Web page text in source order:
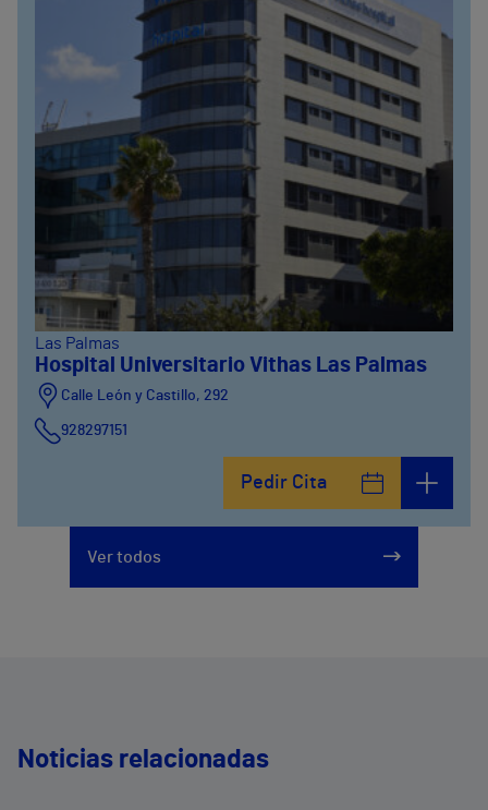
Las Palmas
Hospital Universitario Vithas Las Palmas
Calle León y Castillo, 292
928297151
Pedir Cita
Ver todos
Noticias relacionadas